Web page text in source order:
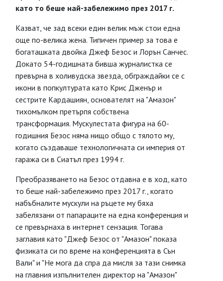
като то беше най-забележимо през 2017 г.
Казват, че зад всеки един велик мъж стои една
още по-велика жена. Типичен пример за това е
богаташката двойка Джеф Безос и Лорън Санчес.
Докато 54-годишната бивша журналистка се
превърна в холивудска звезда, обграждайки се с
икони в попкултурата като Крис Дженър и
сестрите Кардашиян, основателят на "Амазон"
тихомълком претърпя собствена
трансформация. Мускулестата фигура на 60-
годишния Безос няма нищо общо с тялото му,
когато създаваше технологичната си империя от
гаража си в Сиатъл през 1994 г.
Преобразяването на Безос отдавна е в ход, като
то беше най-забележимо през 2017 г., когато
набъбналите мускули на ръцете му бяха
забелязани от папараците на една конференция и
се превърнаха в интернет сензация. Тогава
заглавия като "Джеф Безос от "Амазон" показа
физиката си по време на конференцията в Сън
Вали" и "Не мога да спра да мисля за тази снимка
на главния изпълнителен директор на "Амазон"